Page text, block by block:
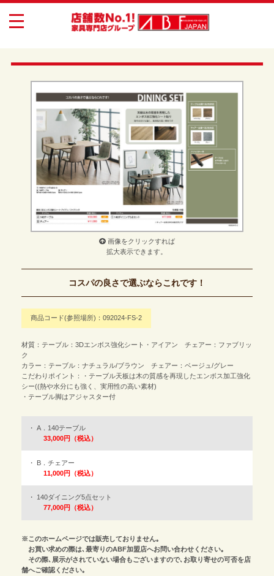
toggle
navigation
画像をクリックすれば
拡大表示できます。
コスパの良さで選ぶならこれです！
商品コード(参照場所)：092024-FS-2
材質：テーブル：3Dエンボス強化シート・アイアン チェアー：ファブリッ
ク
カラー：テーブル：ナチュラル/ブラウン チェアー：ベージュ/グレー
こだわりポイント：・テーブル天板は木の質感を再現したエンボス加工強化
シー((熱や水分にも強く、実用性の高い素材)
・テーブル脚はアジャスター付
A．140テーブル
33,000円（税込）
B．チェアー
11,000円（税込）
140ダイニング5点セット
77,000円（税込）
※このホームページでは販売しておりません｡
お買い求めの際は､最寄りのABF加盟店へお問い合わせください｡
その際､展示がされていない場合もございますので､お取り寄せの可否を店
舗へご確認ください｡